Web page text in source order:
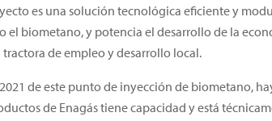
es una solución tecnológica eficiente y
biometano, y potencia el desarrollo de la
de empleo y desarrollo local.
de este punto de inyección de biometano,
de Enagás tiene capacidad y está